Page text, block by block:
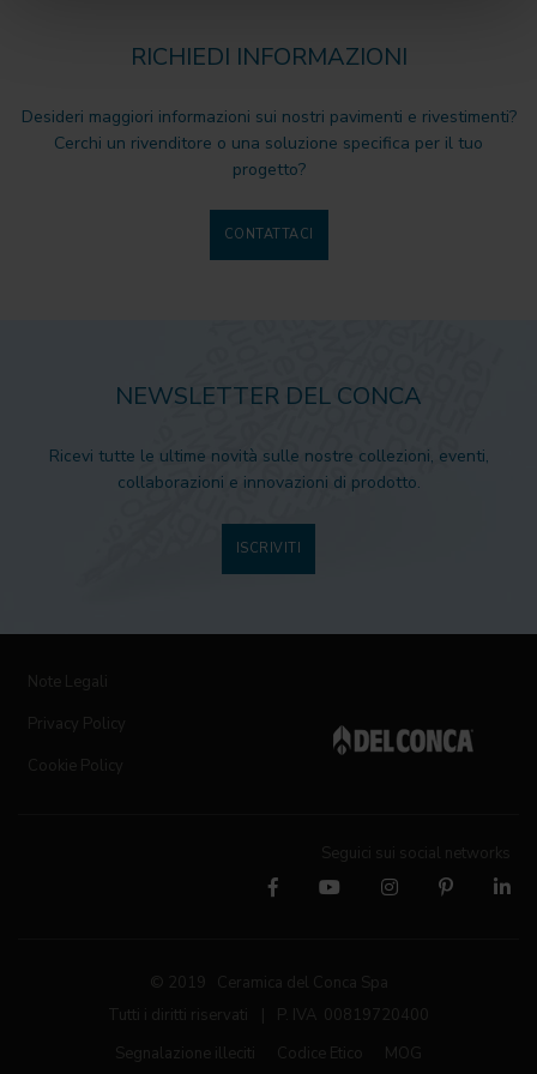
RICHIEDI INFORMAZIONI
Desideri maggiori informazioni sui nostri pavimenti e rivestimenti?
Cerchi un rivenditore o una soluzione specifica per il tuo
progetto?
CONTATTACI
NEWSLETTER DEL CONCA
Ricevi tutte le ultime novità sulle nostre collezioni, eventi,
collaborazioni e innovazioni di prodotto.
ISCRIVITI
Note Legali
Privacy Policy
Cookie Policy
Seguici sui social networks
© 2019 Ceramica del Conca Spa
Tutti i diritti riservati
P. IVA 00819720400
Segnalazione illeciti
Codice Etico MOG